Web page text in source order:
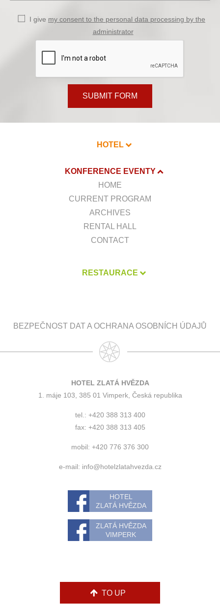
I give my consent to the personal data processing by the
administrator
SUBMIT FORM
HOTEL
KONFERENCE EVENTY
HOME
CURRENT PROGRAM
ARCHIVES
RENTAL HALL
CONTACT
RESTAURACE
BEZPEČNOST DAT A OCHRANA OSOBNÍCH ÚDAJŮ
HOTEL ZLATÁ HVĚZDA
1. máje 103, 385 01 Vimperk, Česká republika
tel.: +420 388 313 400
fax: +420 388 313 405
mobil: +420 776 376 300
e-mail: info@hotelzlatahvezda.cz
HOTEL
ZLATÁ HVĚZDA
ZLATÁ HVĚZDA
VIMPERK
TO UP